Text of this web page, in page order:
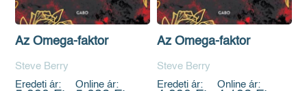
Az Omega-faktor
Steve Berry
Eredeti ár:
Online ár:
Az Omega-faktor
Steve Berry
Eredeti ár:
Online ár: